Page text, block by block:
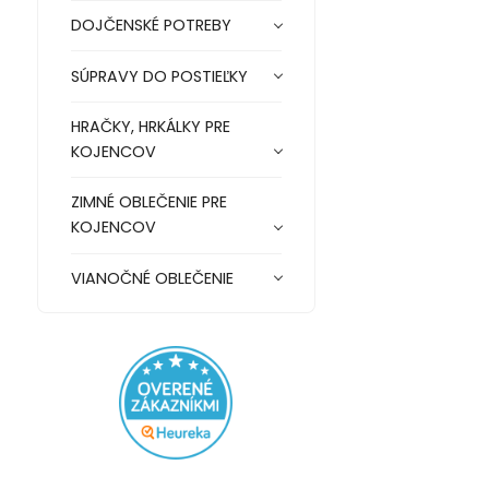
DOJČENSKÉ POTREBY
SÚPRAVY DO POSTIEĽKY
HRAČKY, HRKÁLKY PRE
KOJENCOV
ZIMNÉ OBLEČENIE PRE
KOJENCOV
VIANOČNÉ OBLEČENIE